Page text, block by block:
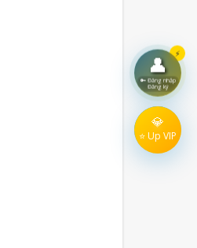
👤
🔑 Đăng nhập
Đăng ký
⚡
💎
⭐ Up VIP